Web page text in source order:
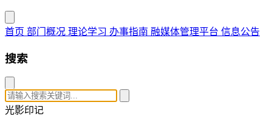
首页 部门概况 理论学习 办事指南 融媒体管理平台 信息公告
搜索
光影印记